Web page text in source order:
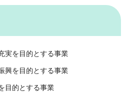
実を目的とする事業
興を目的とする事業
目的とする事業